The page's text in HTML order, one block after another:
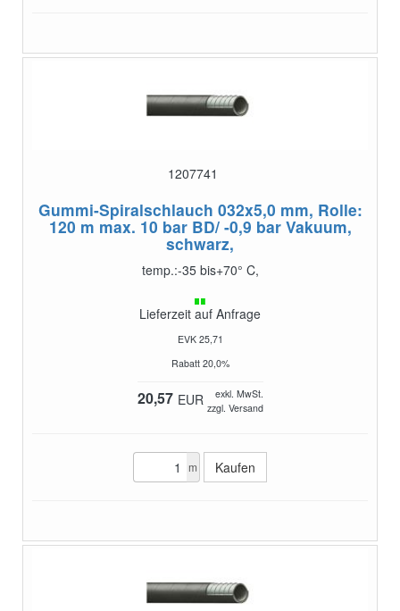
1207741
Gummi-Spiralschlauch 032x5,0 mm, Rolle:
120 m max. 10 bar BD/ -0,9 bar Vakuum,
schwarz,
temp.:-35 bis+70° C,
Lieferzeit auf Anfrage
EVK 25,71
Rabatt 20,0%
20,57 EUR
exkl. MwSt.
zzgl. Versand
m